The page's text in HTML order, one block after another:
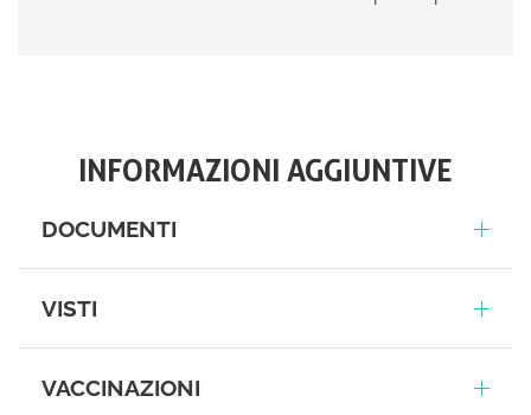
INFORMAZIONI AGGIUNTIVE
DOCUMENTI
VISTI
VACCINAZIONI